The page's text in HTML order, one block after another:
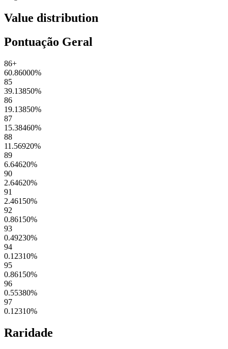
Value distribution
Pontuação Geral
86+
60.86000%
85
39.13850%
86
19.13850%
87
15.38460%
88
11.56920%
89
6.64620%
90
2.64620%
91
2.46150%
92
0.86150%
93
0.49230%
94
0.12310%
95
0.86150%
96
0.55380%
97
0.12310%
Raridade